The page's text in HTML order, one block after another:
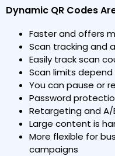
Dynamic QR Codes
Faster and offers
Scan tracking and
Easily track scan
Scan limits
You can pause or
Password
Retargeting and
Large content is
More flexible for
campaigns